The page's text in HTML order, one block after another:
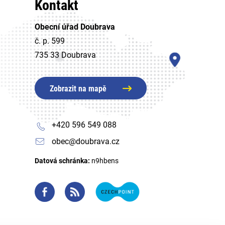
Kontakt
Obecní úřad Doubrava
č. p. 599
735 33 Doubrava
Zobrazit na mapě
+420 596 549 088
obec@doubrava.cz
Datová schránka: n9hbens